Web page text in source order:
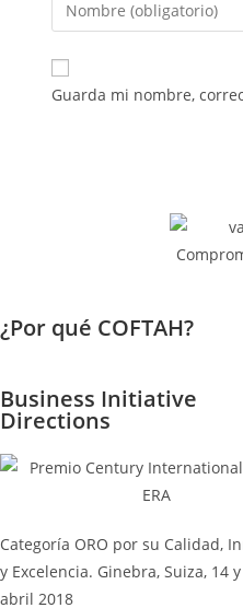
Guarda mi nombre,
¿Por qué COFTAH?
Business Initiative
Directions
Categoría ORO por su Calidad,
y Excelencia. Ginebra, Suiza, 14
abril 2018